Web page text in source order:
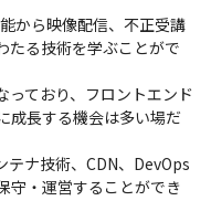
から映像配信、不正受講
たる技術を学ぶことがで
っており、フロントエンド
成長する機会は多い場だ
テナ技術、CDN、DevOps
守・運営することができ